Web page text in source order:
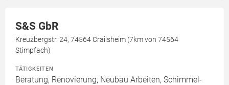
S&S GbR
Kreuzbergstr. 24, 74564 Crailsheim (7km von 74564
Stimpfach)
TÄTIGKEITEN
Beratung, Renovierung, Neubau Arbeiten, Schimmel-